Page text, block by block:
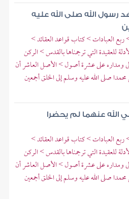
رسول الله صلى الله عليه
ربع العبادات > كتاب قواعد العقائد >
للعقيدة التي ترجمناها بالقدس > الركن
ومداره على عشرة أصول > الأصل العاشر أن
صلى الله عليه وسلم إلى الخلق أجمعين
الله عنهما لم يحضرا
ربع العبادات > كتاب قواعد العقائد >
للعقيدة التي ترجمناها بالقدس > الركن
ومداره على عشرة أصول > الأصل العاشر أن
صلى الله عليه وسلم إلى الخلق أجمعين